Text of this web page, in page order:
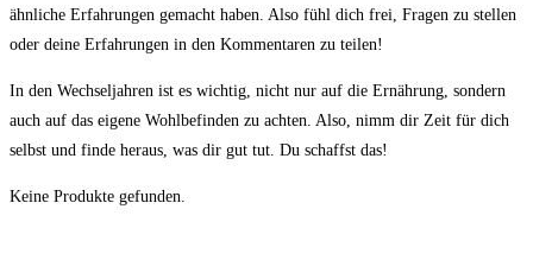
⁤ähnliche ‌Erfahrungen gemacht⁢ haben. Also fühl dich‌ frei, Fragen zu stellen
oder deine ‌Erfahrungen ‍in den Kommentaren zu teilen!
In den Wechseljahren ist es wichtig, nicht nur ⁣auf die Ernährung, sondern ​
auch auf ⁢das⁢ eigene Wohlbefinden ‍zu⁤ achten. Also, nimm dir Zeit⁣ für dich
selbst und finde ⁣heraus, was dir gut tut.​ Du schaffst⁢ das!
Keine Produkte gefunden.